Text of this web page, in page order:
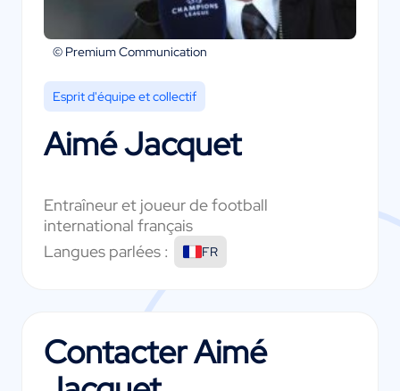
© Premium Communication
Esprit d'équipe et collectif
Aimé Jacquet
Entraîneur et joueur de football
international français
Langues parlées :
FR
ContacterAimé